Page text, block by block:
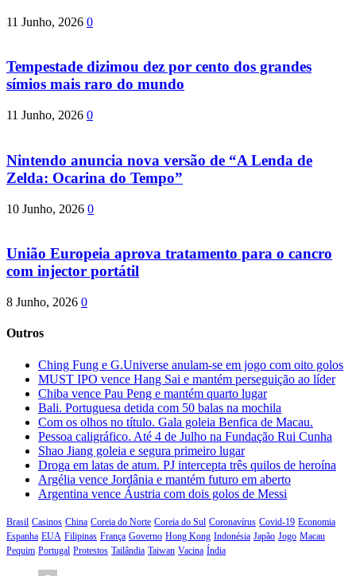
11 Junho, 2026 0
Tempestade dizimou dez por cento dos grandes
símios mais raro do mundo
11 Junho, 2026 0
Nintendo anuncia nova versão de “A Lenda de
Zelda: Ocarina do Tempo”
10 Junho, 2026 0
União Europeia aprova tratamento para o cancro
com injector portátil
8 Junho, 2026 0
Outros
Ching Fung e G.Universe anulam-se em jogo com oito golos
MUST IPO vence Hang Sai e mantém perseguição ao líder
Chiba vence Pau Peng e mantém quarto lugar
Bali. Portuguesa detida com 50 balas na mochila
Com os olhos no título. Gala goleia Benfica de Macau.
Pessoa caligráfico. Até 4 de Julho na Fundação Rui Cunha
Shao Jiang goleia e segura primeiro lugar
Droga em latas de atum. PJ intercepta três quilos de heroína
Argélia vence Jordânia e mantém futuro em aberto
Argentina vence Áustria com dois golos de Messi
Brasil Casinos China Coreia do Norte Coreia do Sul Coronavírus Covid-19 Economia
Espanha EUA Filipinas França Governo Hong Kong Indonésia Japão Jogo Macau
Pequim Portugal Protestos Tailândia Taiwan Vacina Índia